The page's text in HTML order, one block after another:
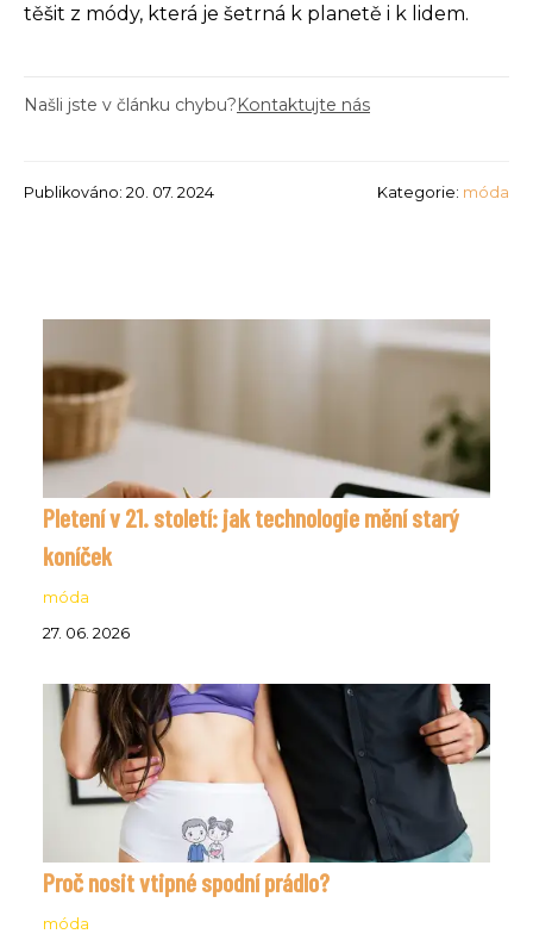
těšit z módy, která je šetrná k planetě i k lidem.
Našli jste v článku chybu?Kontaktujte nás
Publikováno: 20. 07. 2024 Kategorie: móda
Pletení v 21. století: jak technologie mění starý
koníček
móda
27. 06. 2026
Proč nosit vtipné spodní prádlo?
móda